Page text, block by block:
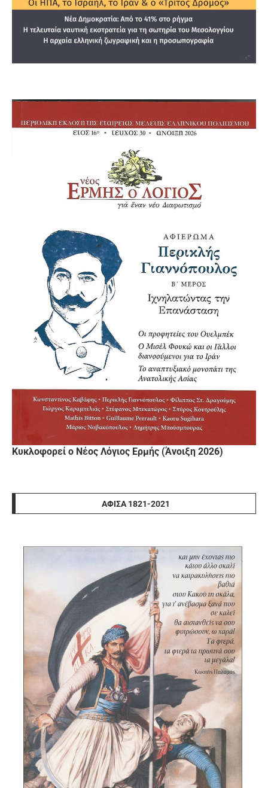
Κυκλοφορεί ο Νέος Λόγιος Ερμής (Άνοιξη 2026)
ΑΦΊΣΑ 1821-2021